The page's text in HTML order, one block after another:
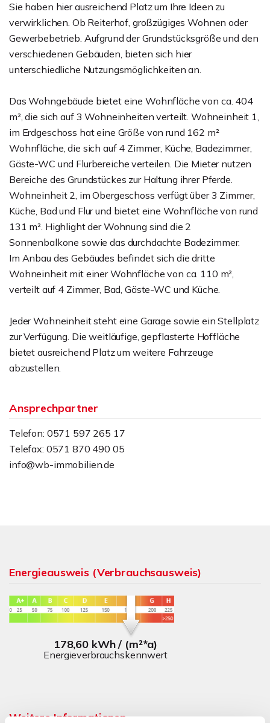
Sie haben hier ausreichend Platz um Ihre Ideen zu
verwirklichen. Ob Reiterhof, großzügiges Wohnen oder
Gewerbebetrieb. Aufgrund der Grundstücksgröße und den
verschiedenen Gebäuden, bieten sich hier
unterschiedliche Nutzungsmöglichkeiten an.
Das Wohngebäude bietet eine Wohnfläche von ca. 404
m², die sich auf 3 Wohneinheiten verteilt. Wohneinheit 1,
im Erdgeschoss hat eine Größe von rund 162 m²
Wohnfläche, die sich auf 4 Zimmer, Küche, Badezimmer,
Gäste-WC und Flurbereiche verteilen. Die Mieter nutzen
Bereiche des Grundstückes zur Haltung ihrer Pferde.
Wohneinheit 2, im Obergeschoss verfügt über 3 Zimmer,
Küche, Bad und Flur und bietet eine Wohnfläche von rund
131 m². Highlight der Wohnung sind die 2
Sonnenbalkone sowie das durchdachte Badezimmer.
Im Anbau des Gebäudes befindet sich die dritte
Wohneinheit mit einer Wohnfläche von ca. 110 m²,
verteilt auf 4 Zimmer, Bad, Gäste-WC und Küche.
Jeder Wohneinheit steht eine Garage sowie ein Stellplatz
zur Verfügung. Die weitläufige, gepflasterte Hoffläche
bietet ausreichend Platz um weitere Fahrzeuge
abzustellen.
Ansprechpartner
Telefon: 0571 597 265 17
Telefax: 0571 870 490 05
info@wb-immobilien.de
Energieausweis (Verbrauchsausweis)
178,60 kWh / (m²*a)
Energieverbrauchskennwert
Weitere Informationen